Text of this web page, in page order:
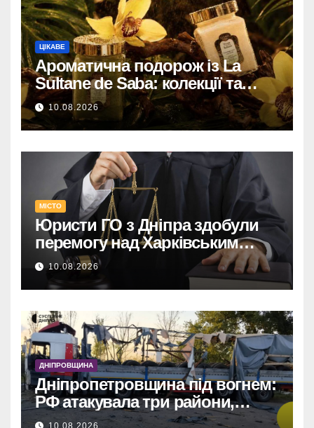
ЦІКАВЕ
Ароматична подорож із La
Sultane de Saba: колекції та
ритуали в каталозі Космі
10.08.2026
МІСТО
Юристи ГО з Дніпра здобули
перемогу над Харківським
адмінсудом у Верховному Суді.
10.08.2026
ДНІПРОВЩИНА
Дніпропетровщина під вогнем:
РФ атакувала три райони,
понівечено заправку, авто та